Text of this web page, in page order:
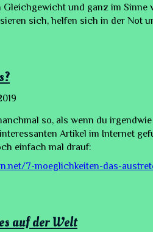
und ganz im
sich, helfen sich in der Not
so, als wenn du
Artikel im Internet
einfach mal drauf:
7-moeglichkeiten-das-
auf der Welt